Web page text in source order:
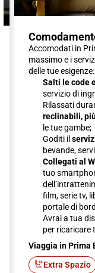
Accomodati in
massimo e i
delle tue esigenze:
Salti le code
servizio di
Rilassati
reclinabili,
le tue gambe;
Goditi il
bevande,
Collegati al
tuo
film, serie tv,
portale di
Avrai a tua
per ricaricare
Viaggia in Prima
Extra Spazio